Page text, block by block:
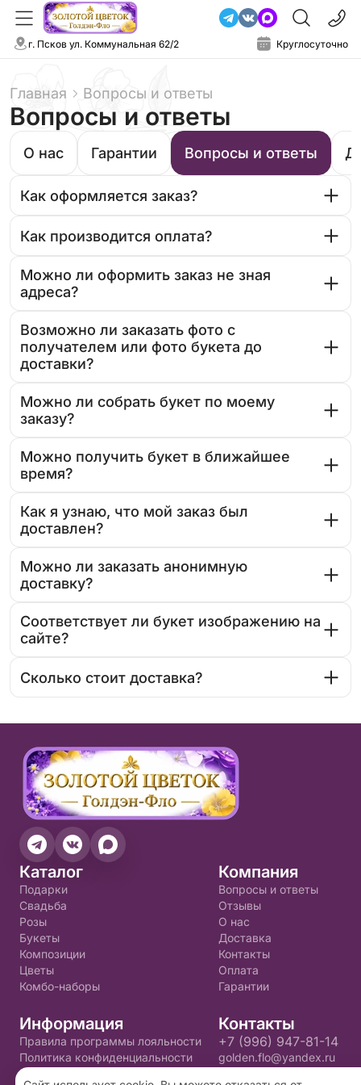
г. Псков ул. Коммунальная 62/2 Круглосуточно
Главная Вопросы и ответы
Вопросы и ответы
О нас Гарантии Вопросы и ответы
Как оформляется заказ?
Как производится оплата?
Можно ли оформить заказ не зная
адреса?
Возможно ли заказать фото с
получателем или фото букета до
доставки?
Можно ли собрать букет по моему
заказу?
Можно получить букет в ближайшее
время?
Как я узнаю, что мой заказ был
доставлен?
Можно ли заказать анонимную
доставку?
Соответствует ли букет изображению на
сайте?
Сколько стоит доставка?
Каталог
Подарки
Свадьба
Розы
Букеты
Композиции
Цветы
Комбо-наборы
Компания
Вопросы и ответы
Отзывы
О нас
Доставка
Контакты
Оплата
Гарантии
Информация
Правила программы лояльности
Политика конфиденциальности
Пользовательское соглашение
Контакты
+7 (996) 947-81-14
golden.flo@yandex.ru